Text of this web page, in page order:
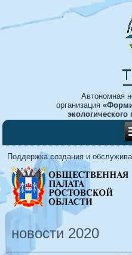
Автономная
организация
Поддержка создания и
новости 2020